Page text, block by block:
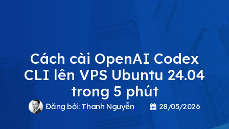
Cách cài OpenAI Codex
CLI lên VPS Ubuntu 24.04
trong 5 phút
Đăng bởi: Thanh Nguyễn 28/05/2026